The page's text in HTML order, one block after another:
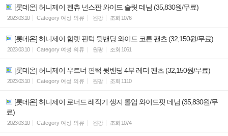
[롯데온] 허니제이 젠츄 넌스판 와이드 슬릿 데님 (35,830원/무료)
2023.03.10 Category 여성 의류 원팡 조회 1076
[롯데온] 허니제이 함렛 핀턱 뒷밴딩 와이드 코튼 팬츠 (32,150원/무료)
2023.03.10 Category 여성 의류 원팡 조회 1061
[롯데온] 허니제이 우트너 핀턱 뒷밴딩 4부 레더 팬츠 (32,150원/무료)
2023.03.10 Category 여성 의류 원팡 조회 1110
[롯데온] 허니제이 로너드 레직기 생지 롤업 와이드핏 데님 (35,830원/무
료)
2023.03.10 Category 여성 의류 원팡 조회 1074